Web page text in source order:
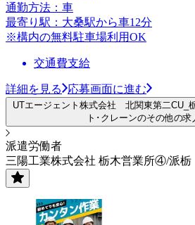
通勤方法：車
最寄り駅：大桑駅から車12分
※構内の無料駐車場利用OK
交通費支給
詳細を見る 応募画面に進む
UTエージェント株式会社 北関東第二CU_
ト･クレーンのその他の求
派遣労働者
三陽工業株式会社 栃木営業所④/派栃